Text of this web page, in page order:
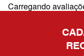
Carregando